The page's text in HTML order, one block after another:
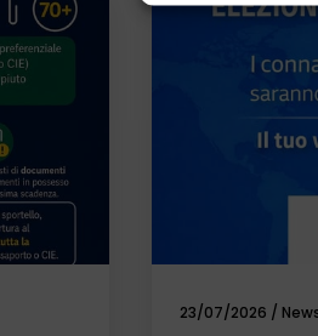
23/07/2026 /